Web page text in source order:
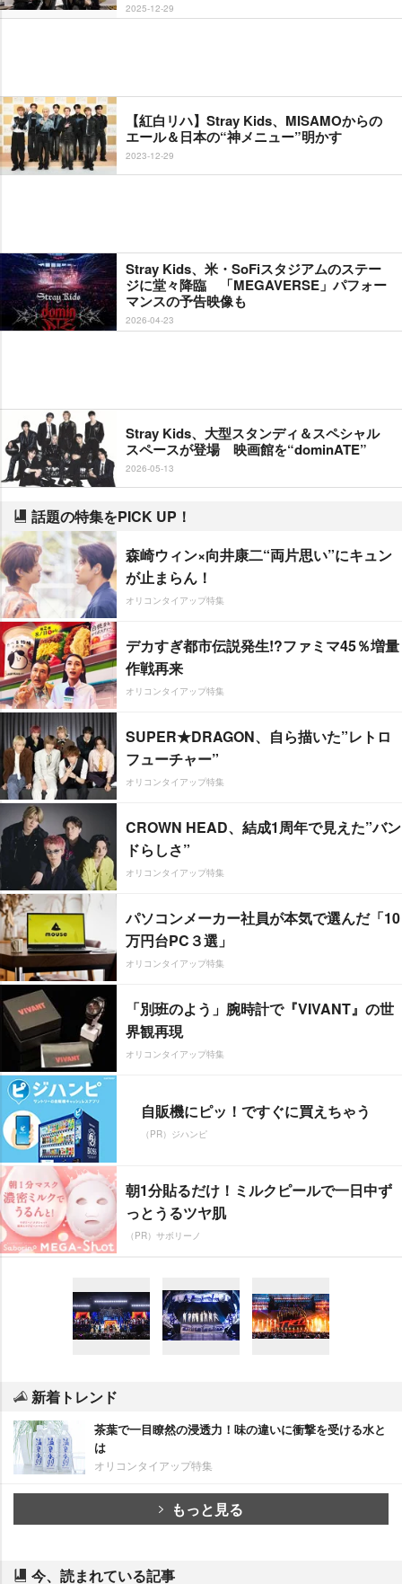
2025-12-29
【紅白リハ】Stray Kids、MISAMOからの
エール＆日本の“神メニュー”明かす
2023-12-29
Stray Kids、米・SoFiスタジアムのステー
ジに堂々降臨 「MEGAVERSE」パフォー
マンスの予告映像も
2026-04-23
Stray Kids、大型スタンディ＆スペシャル
スペースが登場 映画館を“dominATE”
2026-05-13
話題の特集をPICK UP！
森崎ウィン×向井康二“両片思い”にキュン
が止まらん！
オリコンタイアップ特集
デカすぎ都市伝説発生!?ファミマ45％増量
作戦再来
オリコンタイアップ特集
SUPER★DRAGON、自ら描いた”レトロ
フューチャー”
オリコンタイアップ特集
CROWN HEAD、結成1周年で見えた”バン
ドらしさ”
オリコンタイアップ特集
パソコンメーカー社員が本気で選んだ「10
万円台PC３選」
オリコンタイアップ特集
「別班のよう」腕時計で『VIVANT』の世
界観再現
オリコンタイアップ特集
自販機にピッ！ですぐに買えちゃう
（PR）ジハンピ
朝1分貼るだけ！ミルクピールで一日中ず
っとうるツヤ肌
（PR）サボリーノ
新着トレンド
茶葉で一目瞭然の浸透力！味の違いに衝撃を受ける水と
は
オリコンタイアップ特集
もっと見る
今、読まれている記事